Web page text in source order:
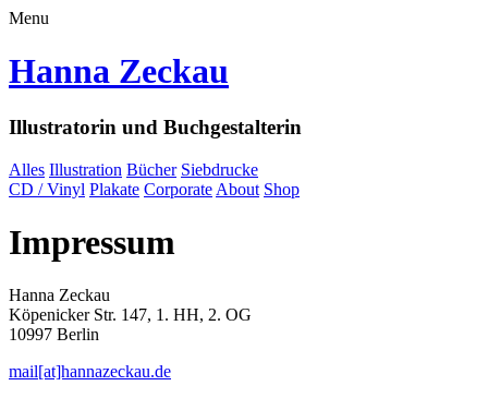
Menu
Hanna Zeckau
Illustratorin und Buchgestalterin
Alles Illustration Bücher Siebdrucke
CD / Vinyl Plakate Corporate About Shop
Impressum
Hanna Zeckau
Köpenicker Str. 147, 1. HH, 2. OG
10997 Berlin
mail[at]hannazeckau.de